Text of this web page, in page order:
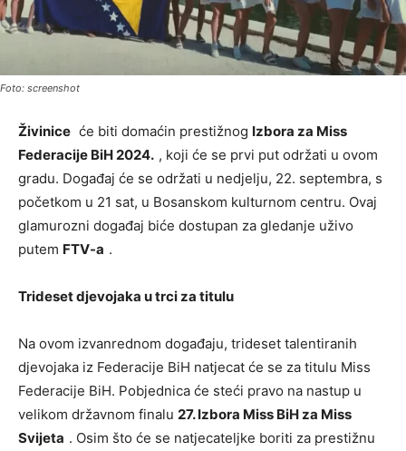
Foto: screenshot
Živinice će biti domaćin prestižnog Izbora za Miss
Federacije BiH 2024. , koji će se prvi put održati u ovom
gradu. Događaj će se održati u nedjelju, 22. septembra, s
početkom u 21 sat, u Bosanskom kulturnom centru. Ovaj
glamurozni događaj biće dostupan za gledanje uživo
putem FTV-a .
Trideset djevojaka u trci za titulu
Na ovom izvanrednom događaju, trideset talentiranih
djevojaka iz Federacije BiH natjecat će se za titulu Miss
Federacije BiH. Pobjednica će steći pravo na nastup u
velikom državnom finalu 27. Izbora Miss BiH za Miss
Svijeta . Osim što će se natjecateljke boriti za prestižnu